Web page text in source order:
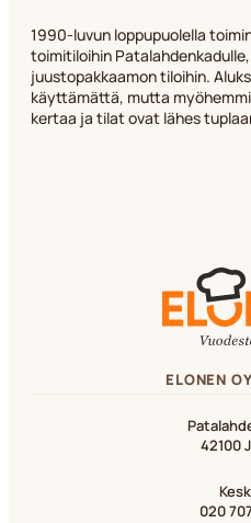
1990-luvun loppupuolella
toimitiloihin
juustopakkaamon tiloihin.
käyttämättä, mutta
kertaa ja tilat ovat lähes
ELONEN
42100
020